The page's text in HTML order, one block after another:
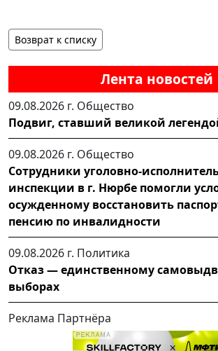
Лента новостей
09.08.2026 г. Общество
Подвиг, ставший великой
09.08.2026 г. Общество
Сотрудники уголовно-
инспекции в г. Нюрбе помогли
осужденному восстановить
пенсию по инвалидности
09.08.2026 г. Политика
Отказ — единственному
выборах
Реклама Партнёра
Возврат к списку